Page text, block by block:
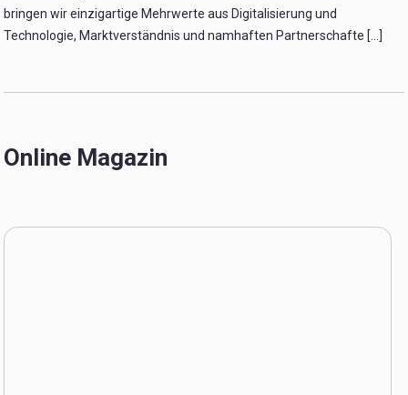
bringen wir einzigartige Mehrwerte aus Digitalisierung und
Technologie, Marktverständnis und namhaften Partnerschafte [...]
Online Magazin